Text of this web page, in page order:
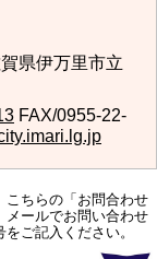
県伊万里市立
FAX/0955-22-
こちらの「お問合わせ
メールでお問い合わせ
ご記入ください。